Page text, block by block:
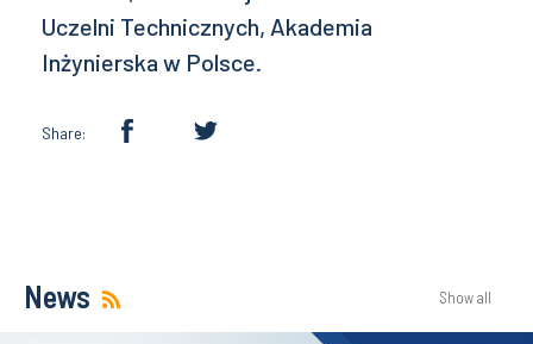
Uczelni Technicznych, Akademia
Inżynierska w Polsce.
Share:
News Show all